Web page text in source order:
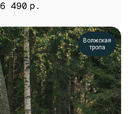
6 490 р.
Волжская
тропа